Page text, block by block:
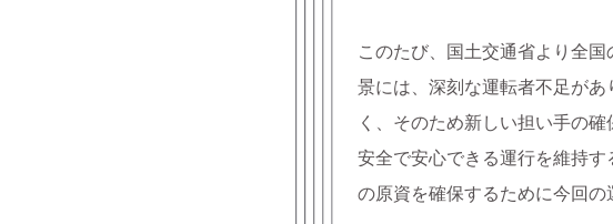
このたび、国土交通省より全
景には、深刻な運転者不足が
く、そのため新しい担い手の確
安全で安心できる運行を維持
の原資を確保するために今回の